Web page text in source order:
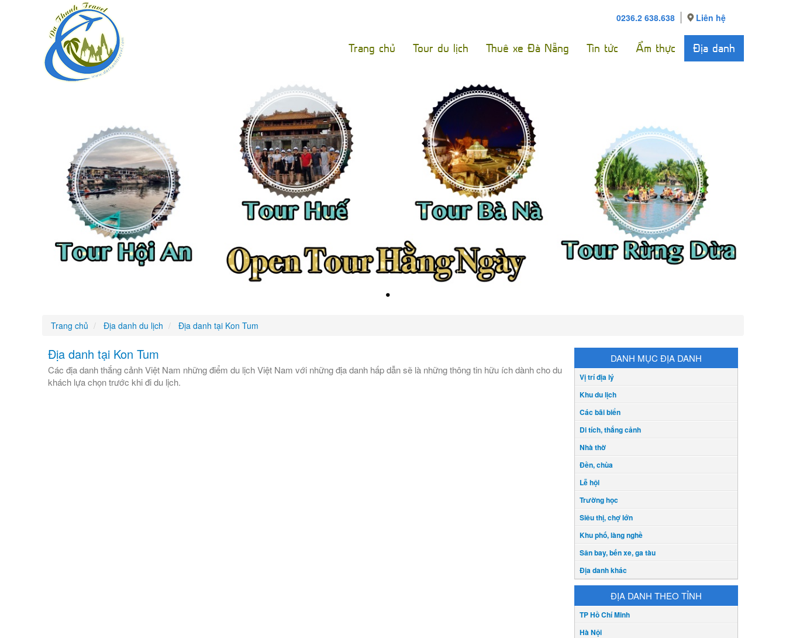
0236.2 638.638 Liên hệ
Trang chủ Tour du lịch Thuê xe Đà Nẵng Tin tức Ẩm thực Địa danh
Trang chủ Địa danh du lịch Địa danh tại Kon Tum
Địa danh tại Kon Tum
Các địa danh thắng cảnh Việt Nam những điểm du lịch Việt Nam với những địa danh hấp dẫn sẽ là những thông tin hữu ích dành cho du
khách lựa chọn trước khi đi du lịch.
DANH MỤC ĐỊA DANH
Vị trí địa lý
Khu du lịch
Các bãi biển
Di tích, thắng cảnh
Nhà thờ
Đền, chùa
Lễ hội
Trường học
Siêu thị, chợ lớn
Khu phố, làng nghề
Sân bay, bến xe, ga tàu
Địa danh khác
ĐỊA DANH THEO TỈNH
TP Hồ Chí Minh
Hà Nội